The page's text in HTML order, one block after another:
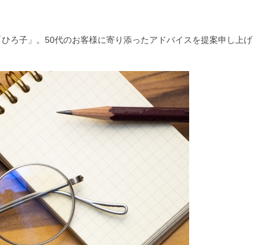
ろ子」。 50代のお客様に寄り添ったアドバイスを提案申し上げ